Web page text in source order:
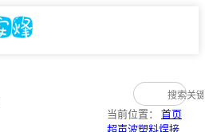
当前位置： 首页
超声波塑料焊接